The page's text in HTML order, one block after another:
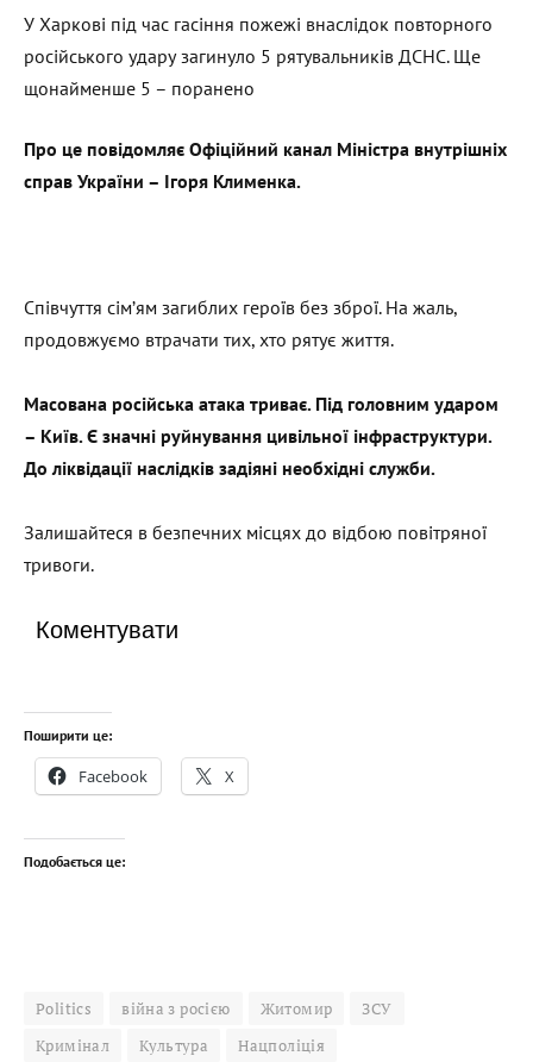
У Харкові під час гасіння пожежі внаслідок повторного
російського удару загинуло 5 рятувальників ДСНС. Ще
щонайменше 5 – поранено
Про це повідомляє Офіційний канал Міністра внутрішніх
справ України – Ігоря Клименка.
Співчуття сімʼям загиблих героїв без зброї. На жаль,
продовжуємо втрачати тих, хто рятує життя.
Масована російська атака триває. Під головним ударом
– Київ. Є значні руйнування цивільної інфраструктури.
До ліквідації наслідків задіяні необхідні служби.
Залишайтеся в безпечних місцях до відбою повітряної
тривоги.
Коментувати
Поширити це:
Facebook X
Подобається це:
Politics війна з росією Житомир
ЗСУ
Кримінал
Культура
Нацполіція